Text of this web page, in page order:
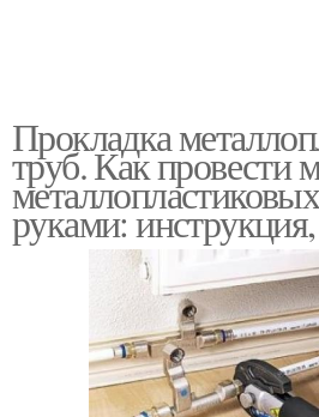
Прокладка
труб. Как провести
руками: